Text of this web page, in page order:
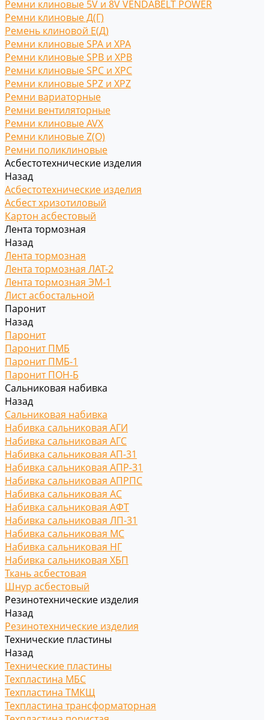
Ремни клиновые 5V и 8V VENDABELT POWER
Ремни клиновые Д(Г)
Ремень клиновой Е(Д)
Ремни клиновые SPA и XPA
Ремни клиновые SPB и XPB
Ремни клиновые SPC и XPC
Ремни клиновые SPZ и XPZ
Ремни вариаторные
Ремни вентиляторные
Ремни клиновые AVX
Ремни клиновые Z(O)
Ремни поликлиновые
Асбестотехнические изделия
Назад
Асбестотехнические изделия
Асбест хризотиловый
Картон асбестовый
Лента тормозная
Назад
Лента тормозная
Лента тормозная ЛАТ-2
Лента тормозная ЭМ-1
Лист асбостальной
Паронит
Назад
Паронит
Паронит ПМБ
Паронит ПМБ-1
Паронит ПОН-Б
Сальниковая набивка
Назад
Сальниковая набивка
Набивка сальниковая АГИ
Набивка сальниковая АГС
Набивка сальниковая АП-31
Набивка сальниковая АПР-31
Набивка сальниковая АПРПС
Набивка сальниковая АС
Набивка сальниковая АФТ
Набивка сальниковая ЛП-31
Набивка сальниковая МС
Набивка сальниковая НГ
Набивка сальниковая ХБП
Ткань асбестовая
Шнур асбестовый
Резинотехнические изделия
Назад
Резинотехнические изделия
Технические пластины
Назад
Технические пластины
Техпластина МБС
Техпластина ТМКЩ
Техпластина трансформаторная